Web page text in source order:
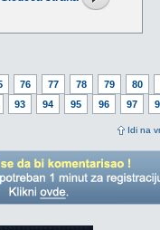
76 77 78 79
80
93 94 95 96 97
Idi na